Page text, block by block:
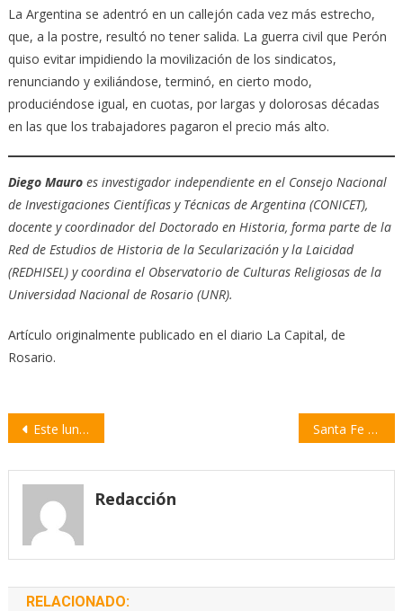
La Argentina se adentró en un callejón cada vez más estrecho,
que, a la postre, resultó no tener salida. La guerra civil que Perón
quiso evitar impidiendo la movilización de los sindicatos,
renunciando y exiliándose, terminó, en cierto modo,
produciéndose igual, en cuotas, por largas y dolorosas décadas
en las que los trabajadores pagaron el precio más alto.
Diego Mauroes investigador independiente en el Consejo Nacional
de Investigaciones Científicas y Técnicas de Argentina (CONICET),
docente y coordinador del Doctorado en Historia, forma parte de la
Red de Estudios de Historia de la Secularización y la Laicidad
(REDHISEL) y coordina el Observatorio de Culturas Religiosas de la
Universidad Nacional de Rosario (UNR).
Artículo originalmente publicado en el diario La Capital, de
Rosario.
Navegación
entradas
Este lunes comienza el nuevo sistema de fotomultas en Rosario: cómo funcionará Santa Fe está entre las cuatro provincias donde cayeron los salarios privados
Redacción
RELACIONADO: